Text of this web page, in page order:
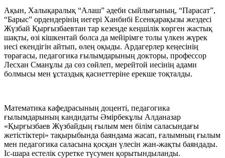
Ақын, Халықаралық “Алаш” әдеби сыйлығының, “Парасат”,
“Барыс” ордендерінің иегері Ханбибі Есенқарақызы жездесі
Жүзбай Қырғызбаевтан тар кезеңде кеңшілік көрген жастық
шақты, өзі кішкентай болса да мейірімге толы үлкен жүрек
иесі екендігін айтып, өлең оқыды. Ардагерлер кеңесінің
төрағасы, педагогика ғылымдарының докторы, профессор
Лесхан Сманұлы да сөз сөйлеп, мерейтой иесінің адами
болмысы мен ұстаздық қасиеттеріне ерекше тоқталды.
Математика кафедрасының доценті, педагогика
ғылымдарының кандидаты Әмірбекұлы Алданазар
«Қырғызбаев Жүзбайдың ғылым мен білім саласындағы
жетістіктері» тақырыбында баяндама жасап, ғалымның ғылым
мен педагогика саласына қосқан үлесін жан-жақты баяндады.
Іс-шара естелік суретке түсумен қорытындыланды.